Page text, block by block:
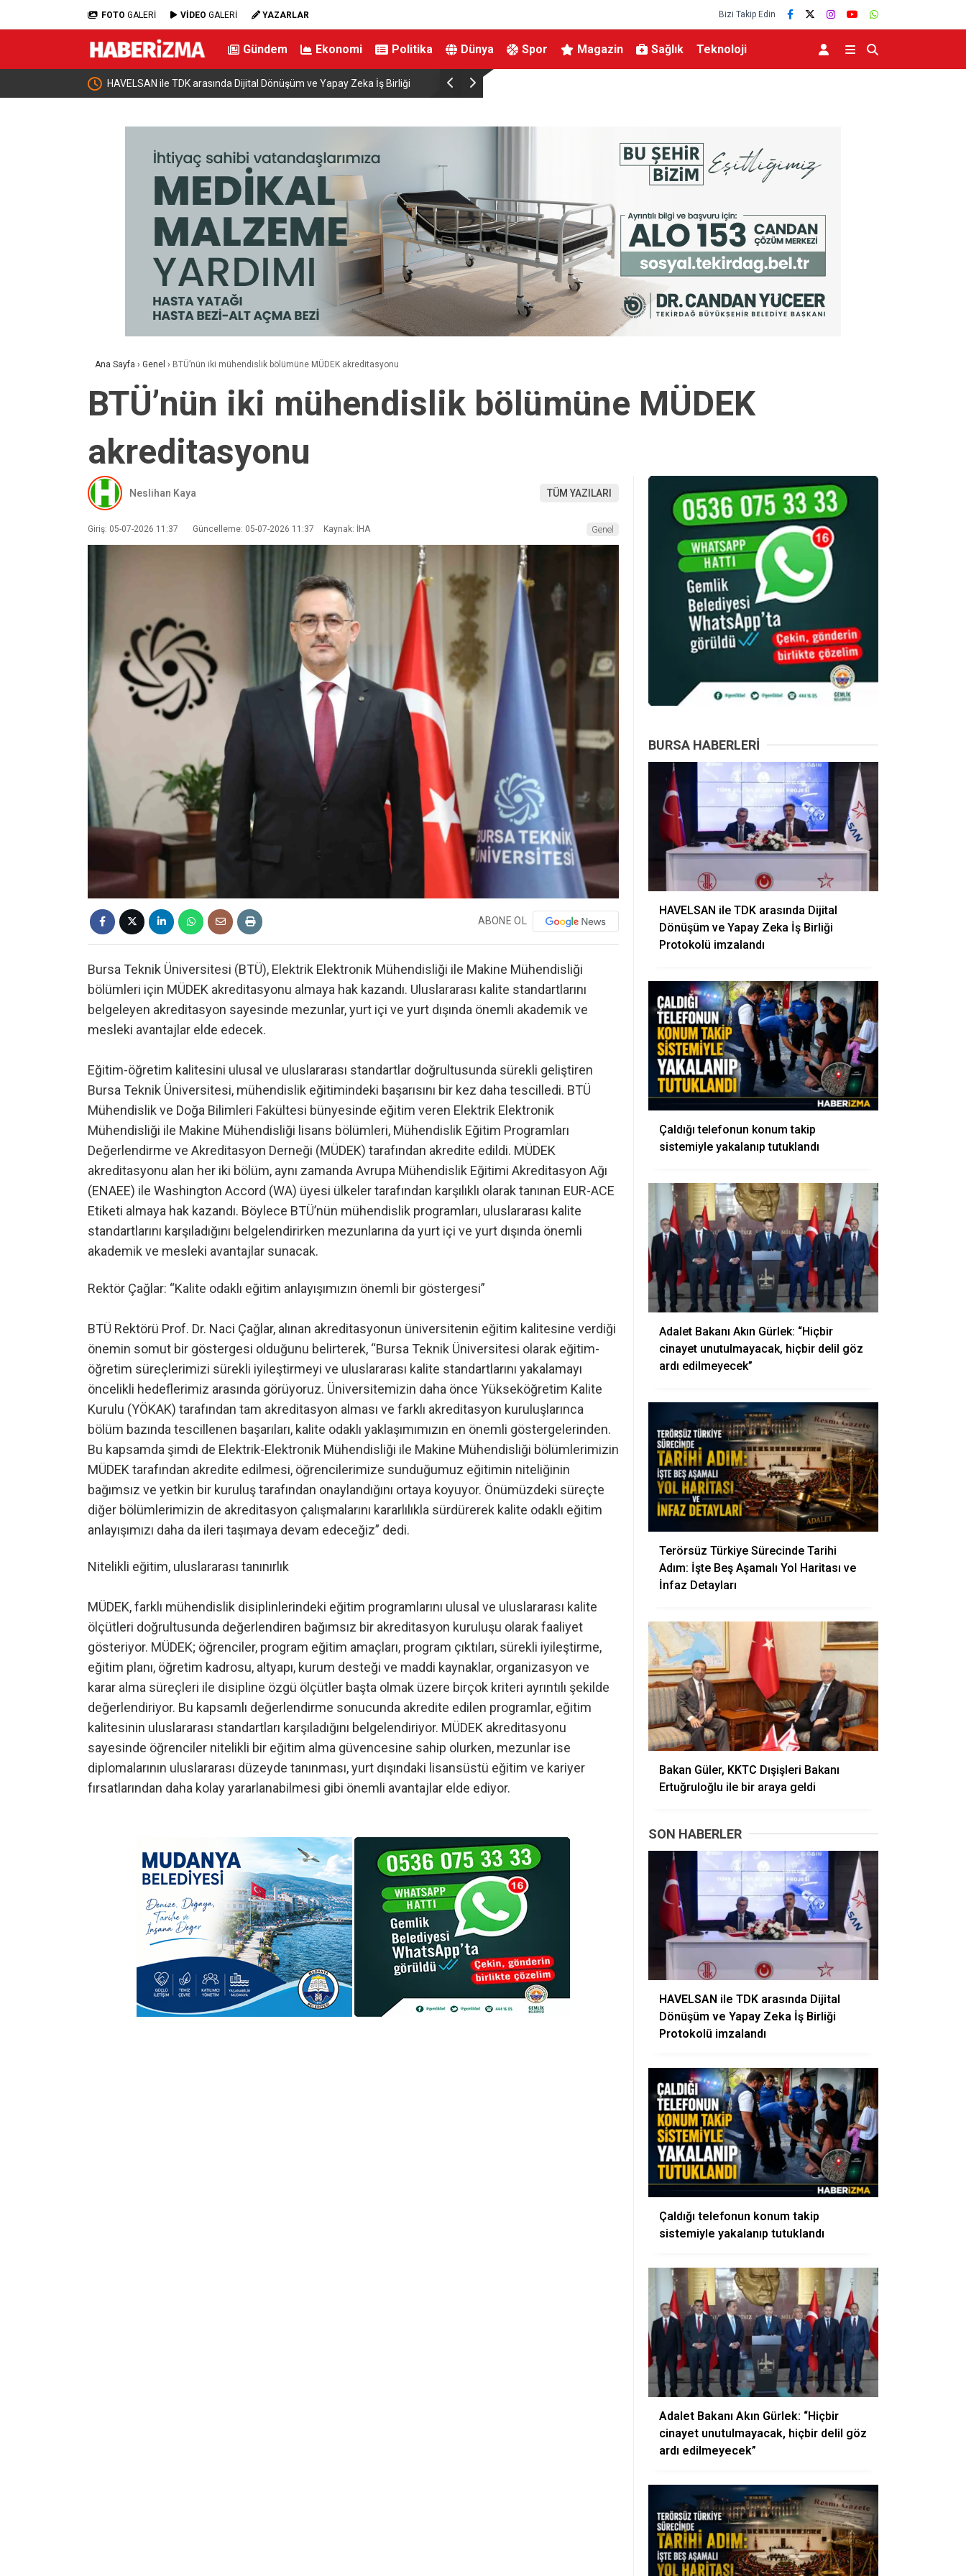
FOTO GALERİ VİDEO GALERİ YAZARLAR Bizi Takip Edin
Gündem Ekonomi Politika Dünya Spor Magazin Sağlık Teknoloji
HAVELSAN ile TDK arasında Dijital Dönüşüm ve Yapay Zeka İş Birliği Çaldığı telefonun konum takip sistemiyle yakalanıp tutuklandı
Ana Sayfa › Genel › BTÜ’nün iki mühendislik bölümüne MÜDEK akreditasyonu
BTÜ’nün iki mühendislik bölümüne MÜDEK
akreditasyonu
Neslihan Kaya TÜM YAZILARI
Giriş: 05-07-2026 11:37 Güncelleme: 05-07-2026 11:37 Kaynak: İHA Genel
ABONE OL
Bursa Teknik Üniversitesi (BTÜ), Elektrik Elektronik Mühendisliği ile Makine Mühendisliği
bölümleri için MÜDEK akreditasyonu almaya hak kazandı. Uluslararası kalite standartlarını
belgeleyen akreditasyon sayesinde mezunlar, yurt içi ve yurt dışında önemli akademik ve
mesleki avantajlar elde edecek.
Eğitim-öğretim kalitesini ulusal ve uluslararası standartlar doğrultusunda sürekli geliştiren
Bursa Teknik Üniversitesi, mühendislik eğitimindeki başarısını bir kez daha tescilledi. BTÜ
Mühendislik ve Doğa Bilimleri Fakültesi bünyesinde eğitim veren Elektrik Elektronik
Mühendisliği ile Makine Mühendisliği lisans bölümleri, Mühendislik Eğitim Programları
Değerlendirme ve Akreditasyon Derneği (MÜDEK) tarafından akredite edildi. MÜDEK
akreditasyonu alan her iki bölüm, aynı zamanda Avrupa Mühendislik Eğitimi Akreditasyon Ağı
(ENAEE) ile Washington Accord (WA) üyesi ülkeler tarafından karşılıklı olarak tanınan EUR-ACE
Etiketi almaya hak kazandı. Böylece BTÜ’nün mühendislik programları, uluslararası kalite
standartlarını karşıladığını belgelendirirken mezunlarına da yurt içi ve yurt dışında önemli
akademik ve mesleki avantajlar sunacak.
Rektör Çağlar: “Kalite odaklı eğitim anlayışımızın önemli bir göstergesi”
BTÜ Rektörü Prof. Dr. Naci Çağlar, alınan akreditasyonun üniversitenin eğitim kalitesine verdiği
önemin somut bir göstergesi olduğunu belirterek, “Bursa Teknik Üniversitesi olarak eğitim-
öğretim süreçlerimizi sürekli iyileştirmeyi ve uluslararası kalite standartlarını yakalamayı
öncelikli hedeflerimiz arasında görüyoruz. Üniversitemizin daha önce Yükseköğretim Kalite
Kurulu (YÖKAK) tarafından tam akreditasyon alması ve farklı akreditasyon kuruluşlarınca
bölüm bazında tescillenen başarıları, kalite odaklı yaklaşımımızın en önemli göstergelerinden.
Bu kapsamda şimdi de Elektrik-Elektronik Mühendisliği ile Makine Mühendisliği bölümlerimizin
MÜDEK tarafından akredite edilmesi, öğrencilerimize sunduğumuz eğitimin niteliğinin
bağımsız ve yetkin bir kuruluş tarafından onaylandığını ortaya koyuyor. Önümüzdeki süreçte
diğer bölümlerimizin de akreditasyon çalışmalarını kararlılıkla sürdürerek kalite odaklı eğitim
anlayışımızı daha da ileri taşımaya devam edeceğiz” dedi.
Nitelikli eğitim, uluslararası tanınırlık
MÜDEK, farklı mühendislik disiplinlerindeki eğitim programlarını ulusal ve uluslararası kalite
ölçütleri doğrultusunda değerlendiren bağımsız bir akreditasyon kuruluşu olarak faaliyet
gösteriyor. MÜDEK; öğrenciler, program eğitim amaçları, program çıktıları, sürekli iyileştirme,
eğitim planı, öğretim kadrosu, altyapı, kurum desteği ve maddi kaynaklar, organizasyon ve
karar alma süreçleri ile disipline özgü ölçütler başta olmak üzere birçok kriteri ayrıntılı şekilde
değerlendiriyor. Bu kapsamlı değerlendirme sonucunda akredite edilen programlar, eğitim
kalitesinin uluslararası standartları karşıladığını belgelendiriyor. MÜDEK akreditasyonu
sayesinde öğrenciler nitelikli bir eğitim alma güvencesine sahip olurken, mezunlar ise
diplomalarının uluslararası düzeyde tanınması, yurt dışındaki lisansüstü eğitim ve kariyer
fırsatlarından daha kolay yararlanabilmesi gibi önemli avantajlar elde ediyor.
BURSA HABERLERI
HAVELSAN ile TDK arasında Dijital
Dönüşüm ve Yapay Zeka İş Birliği
Protokolü imzalandı
Çaldığı telefonun konum takip
sistemiyle yakalanıp tutuklandı
Adalet Bakanı Akın Gürlek: “Hiçbir
cinayet unutulmayacak, hiçbir delil göz
ardı edilmeyecek”
Terörsüz Türkiye Sürecinde Tarihi
Adım: İşte Beş Aşamalı Yol Haritası ve
İnfaz Detayları
Bakan Güler, KKTC Dışişleri Bakanı
Ertuğruloğlu ile bir araya geldi
SON HABERLER
HAVELSAN ile TDK arasında Dijital
Dönüşüm ve Yapay Zeka İş Birliği
Protokolü imzalandı
Çaldığı telefonun konum takip
sistemiyle yakalanıp tutuklandı
Adalet Bakanı Akın Gürlek: “Hiçbir
cinayet unutulmayacak, hiçbir delil göz
ardı edilmeyecek”